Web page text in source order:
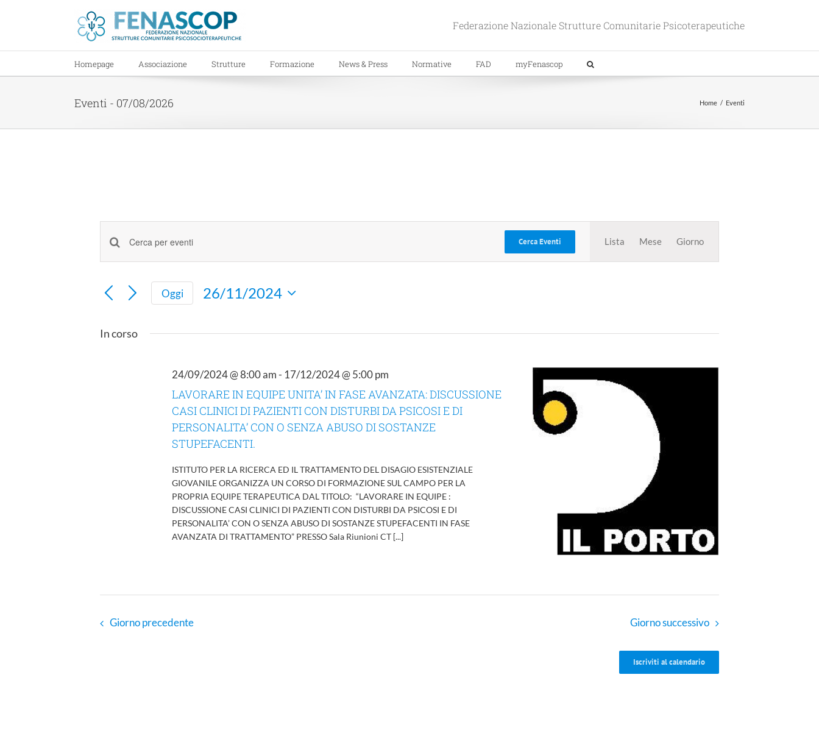
Federazione Nazionale Strutture Comunitarie Psicoterapeutiche
Homepage Associazione Strutture Formazione News & Press Normative FAD myFenascop
Eventi - 07/08/2026 Home Eventi
Eventi
Ricerca
viste
Inserisci
Parola
Cerca
Parola
Cerca Eventi
Viste
Lista Mese Giorno
Oggi
26/11/2024
data.
In corso
24/09/2024 @ 8:00 am - 17/12/2024 @ 5:00 pm
LAVORARE IN EQUIPE UNITA’ IN FASE AVANZATA: DISCUSSIONE
CASI CLINICI DI PAZIENTI CON DISTURBI DA PSICOSI E DI
PERSONALITA’ CON O SENZA ABUSO DI SOSTANZE
STUPEFACENTI.
ISTITUTO PER LA RICERCA ED IL TRATTAMENTO DEL DISAGIO ESISTENZIALE
GIOVANILE ORGANIZZA UN CORSO DI FORMAZIONE SUL CAMPO PER LA
PROPRIA EQUIPE TERAPEUTICA DAL TITOLO: “LAVORARE IN EQUIPE :
DISCUSSIONE CASI CLINICI DI PAZIENTI CON DISTURBI DA PSICOSI E DI
PERSONALITA’ CON O SENZA ABUSO DI SOSTANZE STUPEFACENTI IN FASE
AVANZATA DI TRATTAMENTO” PRESSO Sala Riunioni CT [...]
Giorno precedente Giorno successivo
Iscriviti al calendario